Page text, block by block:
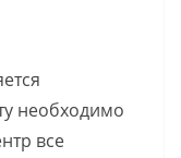
необходимо
все